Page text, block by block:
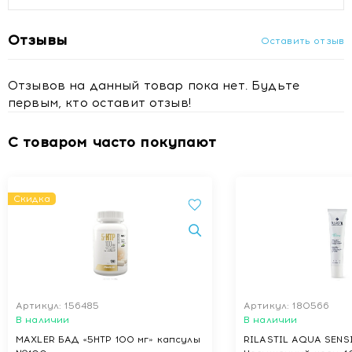
Отзывы Оставить отзыв
Отзывов на данный товар пока нет. Будьте
первым, кто оставит отзыв!
С товаром часто покупают
Скидка
Артикул: 156485
В наличии
MAXLER БАД «5НТР 100 мг» капсулы
Артикул: 180566
В наличии
RILASTIL AQUA